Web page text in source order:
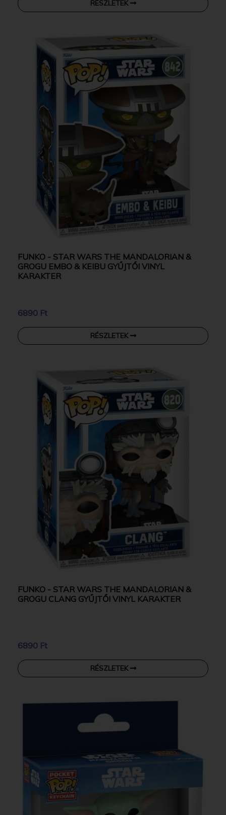
RÉSZLETEK
FUNKO - STAR WARS THE MANDALORIAN &
GROGU EMBO & KEIBU GYŰJTŐI VINYL
KARAKTER
6890 Ft
RÉSZLETEK
FUNKO - STAR WARS THE MANDALORIAN &
GROGU CLANG GYŰJTŐI VINYL KARAKTER
6890 Ft
RÉSZLETEK